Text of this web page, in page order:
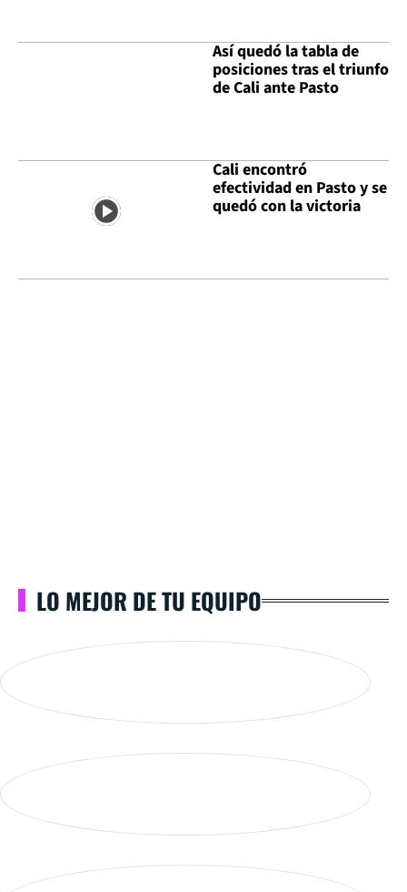
Así quedó la tabla de
posiciones tras el triunfo
de Cali ante Pasto
Cali encontró
efectividad en Pasto y se
quedó con la victoria
LO MEJOR DE TU EQUIPO